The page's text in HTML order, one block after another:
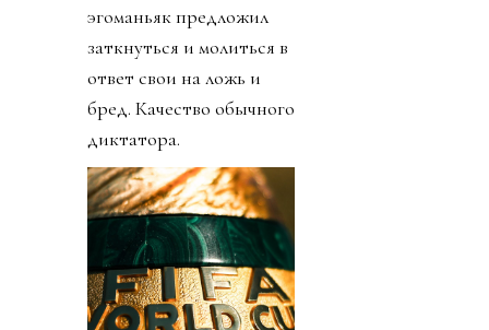
эгоманьяк предложил
заткнуться и молиться в
ответ свои на ложь и
бред. Качество обычного
диктатора.